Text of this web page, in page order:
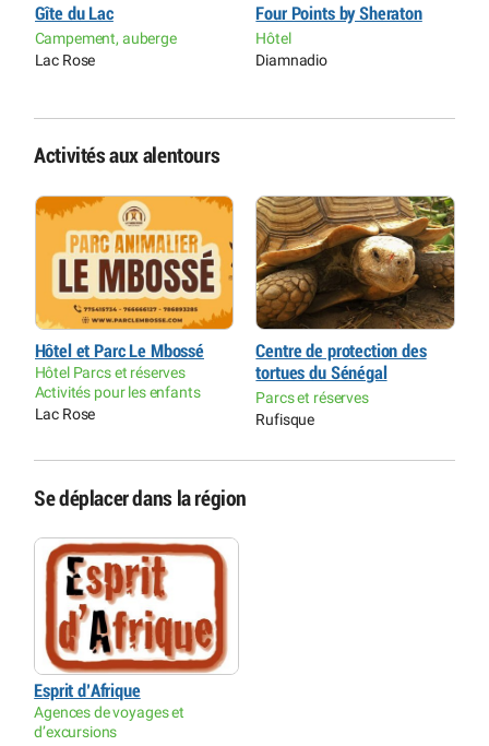
Gîte du Lac
Campement, auberge
Lac Rose
Four Points by Sheraton
Hôtel
Diamnadio
Activités aux alentours
Hôtel et Parc Le Mbossé
Hôtel Parcs et réserves
Activités pour les enfants
Lac Rose
Centre de protection des
tortues du Sénégal
Parcs et réserves
Rufisque
Se déplacer dans la région
Esprit d’Afrique
Agences de voyages et
d’excursions